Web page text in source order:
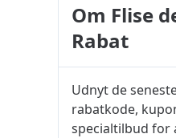
Om Flise
Rabat
Udnyt de
rabatkode,
specialtilbud for